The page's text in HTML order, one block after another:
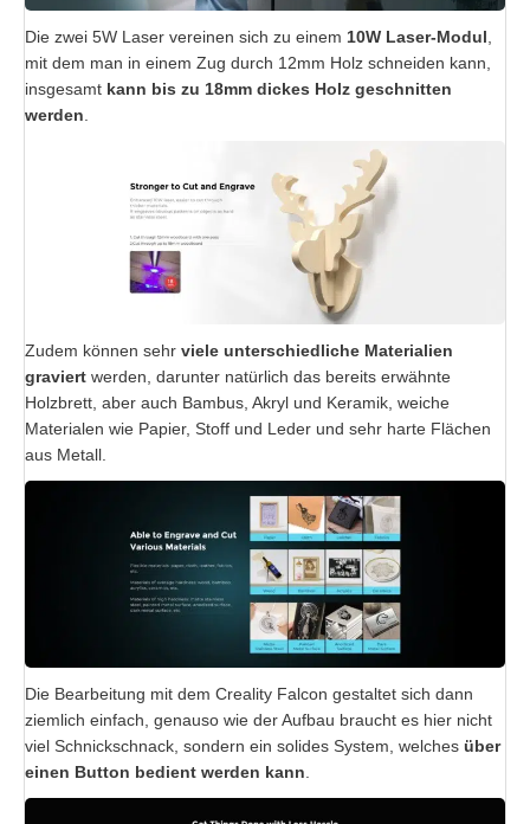
Die zwei 5W Laser vereinen sich zu einem 10W Laser-Modul,
mit dem man in einem Zug durch 12mm Holz schneiden kann,
insgesamt kann bis zu 18mm dickes Holz geschnitten
werden.
Zudem können sehr viele unterschiedliche Materialien
graviert werden, darunter natürlich das bereits erwähnte
Holzbrett, aber auch Bambus, Akryl und Keramik, weiche
Materialen wie Papier, Stoff und Leder und sehr harte Flächen
aus Metall.
Die Bearbeitung mit dem Creality Falcon gestaltet sich dann
ziemlich einfach, genauso wie der Aufbau braucht es hier nicht
viel Schnickschnack, sondern ein solides System, welches über
einen Button bedient werden kann.